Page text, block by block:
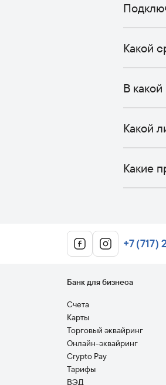
Какой
В
Какой
Какие
+7 (717)
Банк для бизнеса
Счета
Карты
Торговый эквайринг
Онлайн-эквайринг
Crypto Pay
Тарифы
ВЭД